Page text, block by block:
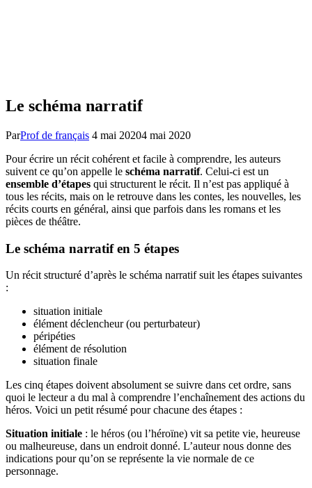
Le schéma narratif
ParProf de français 4 mai 20204 mai 2020
Pour écrire un récit cohérent et facile à comprendre, les auteurs
suivent ce qu’on appelle le schéma narratif. Celui-ci est un
ensemble d’étapes qui structurent le récit. Il n’est pas appliqué à
tous les récits, mais on le retrouve dans les contes, les nouvelles, les
récits courts en général, ainsi que parfois dans les romans et les
pièces de théâtre.
Le schéma narratif en 5 étapes
Un récit structuré d’après le schéma narratif suit les étapes suivantes
:
situation initiale
élément déclencheur (ou perturbateur)
péripéties
élément de résolution
situation finale
Les cinq étapes doivent absolument se suivre dans cet ordre, sans
quoi le lecteur a du mal à comprendre l’enchaînement des actions du
héros. Voici un petit résumé pour chacune des étapes :
Situation initiale : le héros (ou l’héroïne) vit sa petite vie, heureuse
ou malheureuse, dans un endroit donné. L’auteur nous donne des
indications pour qu’on se représente la vie normale de ce
personnage.